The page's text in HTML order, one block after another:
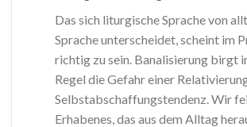
Das sich liturgische Sprache von
Sprache unterscheidet, scheint im
richtig zu sein. Banalisierung birgt
Regel die Gefahr einer
Selbstabschaffungstendenz. Wir
Erhabenes, das aus dem Alltag